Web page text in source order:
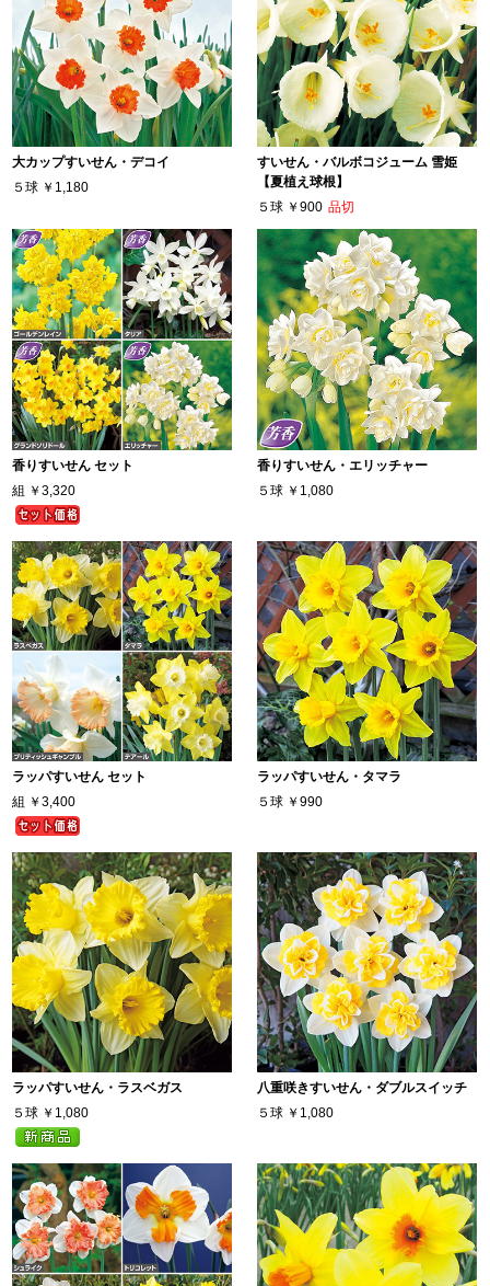
大カップすいせん・デコイ
５球 ￥1,180
すいせん・バルボコジューム 雪姫
【夏植え球根】
５球 ￥900 品切
香りすいせん セット
組 ￥3,320
香りすいせん・エリッチャー
５球 ￥1,080
ラッパすいせん セット
組 ￥3,400
ラッパすいせん・タマラ
５球 ￥990
ラッパすいせん・ラスベガス
５球 ￥1,080
八重咲きすいせん・ダブルスイッチ
５球 ￥1,080